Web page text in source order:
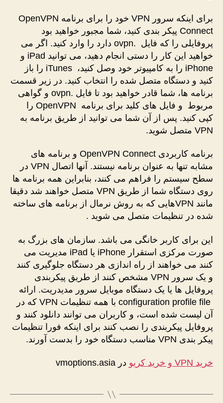
برای اینکه سرور VPN خود را برای برنامه OpenVPN
Connect پیکر بندی کنید، شما مجبور خواهید بود
پروفایلی را که فایل .ovpn دارد را وارد کنید. اگر می
خواهید این کار را دستی انجام دهید، می توانید iPad و
iPhone را به کامپیوتر خود وصل کنید، iTunes را باز
کنید و دستگاه متصل شده را انتخاب کنید. در زیر قسمت
برنامه ها، شما قادر خواهید بود تا فایل .ovpn و گواهی
مربوط و فایل های کلید برای برنامه OpenVPN را
کپی کنید. پس از آن شما می توانید از طریق برنامه به
VPN متصل شوید.
برنامه کاربردی OpenVPN Connect و برنامه های
مشابه تنها به عنوان برنامه نیستند. آنها اتصال VPN در
سطح سیستم را فراهم می کنند، بنابراین همه برنامه ها
روی دستگاه شما از طریق VPN متصل خواهند شد دقیقا
مانند VPNهایی که به روش نرمال از برنامه های ساخته
شده در تنظیمات متصل می شوید .
این برای کاربر خانگی می باشد. سازمان های بزرگ به
صورت مرکزی استقرار iPhone یا iPad مدیریت می
کنند می خواهند از راه اندازی هر دستگاه جلوگیری کنند
و یک سرور VPN مشخص کنند از طریق پیکربندی
پروفایل ها یا یک دستگاه موبایل سرور مدیدریت. ارائه
configuration profile file با همه تنظیمات VPN که در
آن لیست شده است، و کاربران می توانند دانلود کنند و
پروفایل پیکربندی را نصب کنند برای اینکه فورا تنظیمات
پیکر بندی VPN مناسب دستگاه خود را بدست آورند.
خرید VPN و خرید کریو در vmoptions.asia